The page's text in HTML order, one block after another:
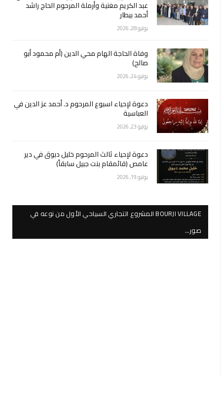
عبد الكريم مغنية وأرملة المرحوم الحاج راشد
أحمد بيطار
يوليو 28, 2026
وفاة الحاجة الهام محي الدين (أم محمود أبو
صالح)
يوليو 24, 2026
دعوة لإحياء اسبوع المرحوم د. أحمد عز الدين في
العباسية
يوليو 23, 2026
دعوة لإحياء ثالث المرحوم خليل دبوق في دير
عامص (قائمقام بنت جبيل سابقاً)
يوليو 19, 2026
BOURJI VILLAGE المشروع التجاري السياحي الأول من نوعه في
صور…